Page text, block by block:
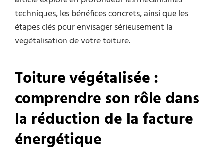
techniques, les bénéfices concrets, ainsi que les
étapes clés pour envisager sérieusement la
végétalisation de votre toiture.
Toiture végétalisée :
comprendre son rôle dans
la réduction de la facture
énergétique